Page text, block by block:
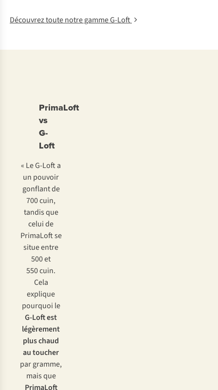
Découvrez toute notre gamme G-Loft
PrimaLoft
vs
G-
Loft
« Le G-Loft a
un pouvoir
gonflant de
700 cuin,
tandis que
celui de
PrimaLoft se
situe entre
500 et
550 cuin.
Cela
explique
pourquoi le
G-Loft est
légèrement
plus chaud
au toucher
par gramme,
mais que
PrimaLoft